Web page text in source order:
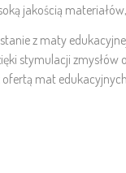
jakością
z maty
stymulacji
mat